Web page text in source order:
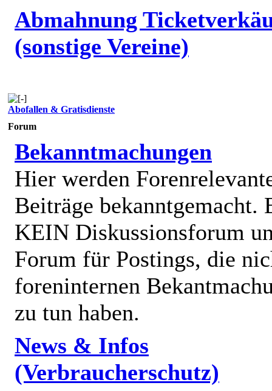
Abmahnung
(sonstige Vereine)
Abofallen & Gratisdienste
Forum
Bekanntmachungen
Hier werden
Beiträge bekanntgemacht.
KEIN Diskussionsforum
Forum für Postings, die
foreninternen
zu tun haben.
News & Infos
(Verbraucherschutz)